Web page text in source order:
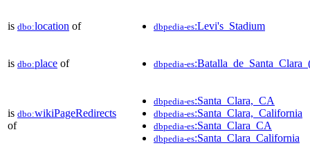
is dbo:location of dbpedia-es:Levi's_Stadium
is dbo:place of dbpedia-es
is dbo:wikiPageRedirects
of
dbpedia-es:Santa_Clara,_CA
dbpedia-es:Santa_Clara,_California
dbpedia-es:Santa_Clara_CA
dbpedia-es:Santa_Clara_California